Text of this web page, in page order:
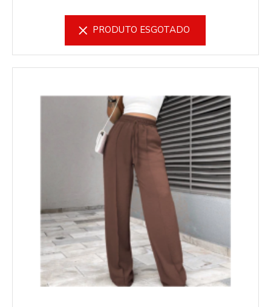
PRODUTO ESGOTADO